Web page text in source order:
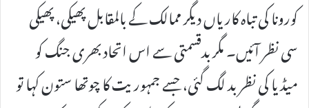
کورونا کی تباہ کاریاں دیگر ممالک کے بالمقابل پھیکی، پھیکی
سی نظر آئیں۔ مگر بدقسمتی سے اس اتحاد بھری جنگ کو
میڈیا کی نظر بد لگ گئی، جسے جمہوریت کا چوتھا ستون کہا تو